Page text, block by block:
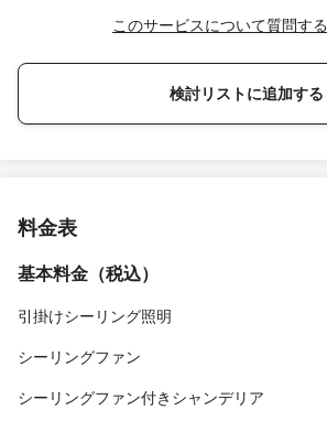
このサービスについて質問する
検討リストに追加する
料金表
基本料金（税込）
引掛けシーリング照明
シーリングファン
シーリングファン付きシャンデリア